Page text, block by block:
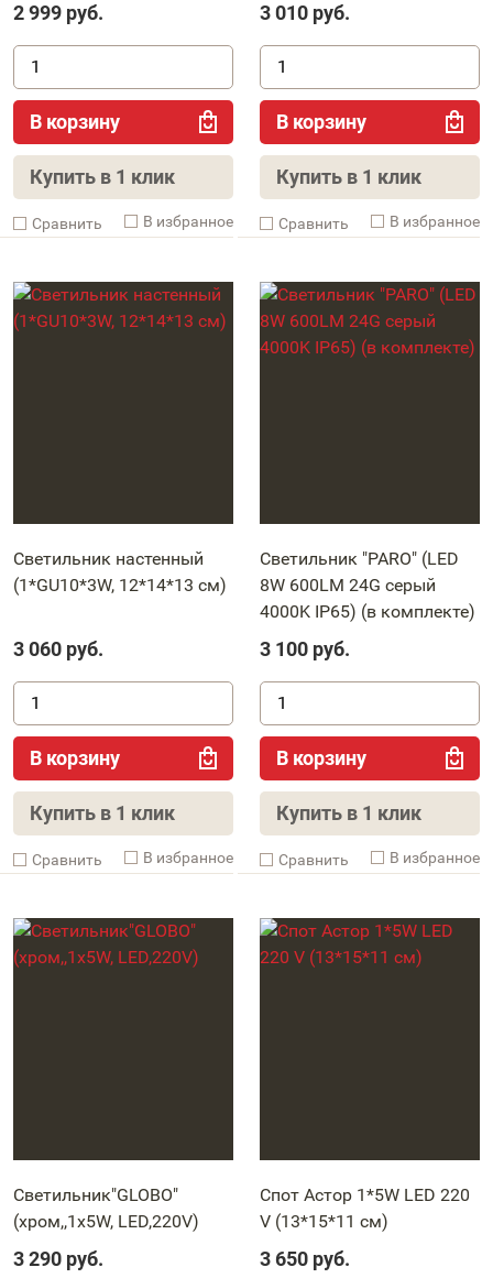
2 999 руб.
В корзину
Купить в 1 клик
Cравнить В избранное
3 010 руб.
В корзину
Купить в 1 клик
Cравнить В избранное
Светильник настенный
(1*GU10*3W, 12*14*13 см)
3 060 руб.
В корзину
Купить в 1 клик
Cравнить В избранное
Светильник "PARO" (LED
8W 600LM 24G серый
4000K IP65) (в комплекте)
3 100 руб.
В корзину
Купить в 1 клик
Cравнить В избранное
Светильник"GLOBO"
(хром,,1x5W, LED,220V)
3 290 руб.
Спот Астор 1*5W LED 220
V (13*15*11 см)
3 650 руб.